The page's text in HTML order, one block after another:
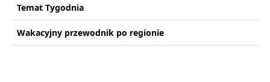
Temat Tygodnia
Wakacyjny przewodnik po regionie